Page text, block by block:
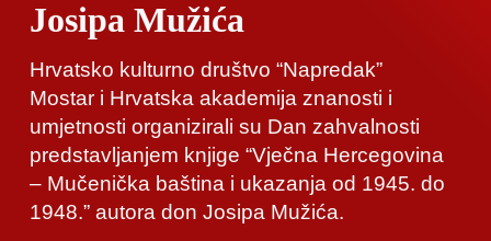
Josipa Mužića
Hrvatsko kulturno društvo “Napredak”
Mostar i Hrvatska akademija znanosti i
umjetnosti organizirali su Dan zahvalnosti
predstavljanjem knjige “Vječna Hercegovina
– Mučenička baština i ukazanja od 1945. do
1948.” autora don Josipa Mužića.